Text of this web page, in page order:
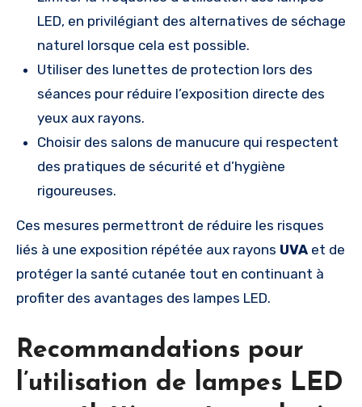
LED, en privilégiant des alternatives de séchage
naturel lorsque cela est possible.
Utiliser des lunettes de protection lors des
séances pour réduire l’exposition directe des
yeux aux rayons.
Choisir des salons de manucure qui respectent
des pratiques de sécurité et d’hygiène
rigoureuses.
Ces mesures permettront de réduire les risques
liés à une exposition répétée aux rayons UVA et de
protéger la santé cutanée tout en continuant à
profiter des avantages des lampes LED.
Recommandations pour
l’utilisation de lampes LED